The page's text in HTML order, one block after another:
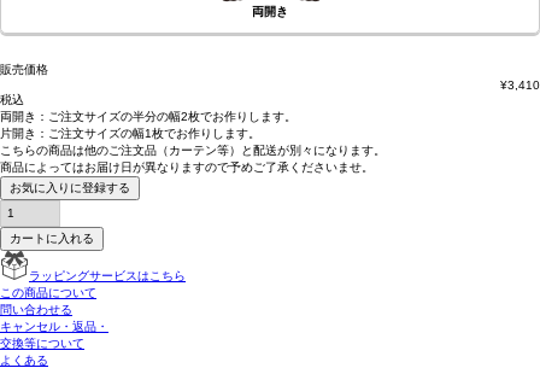
両開き
販売価格
¥3,410
税込
両開き： ご注文サイズの半分の幅2枚でお作りします。
片開き： ご注文サイズの幅1枚でお作りします。
こちらの商品は他のご注文品（カーテン等）と配送が別々 になります。
商品によってはお届け日が異なりますので予めご了承くださいませ。
お気に入りに登録する
カートに入れる
ラッピングサービスはこちら
この商品について
問い合わせる
キャンセル・返品・
交換等について
よくある